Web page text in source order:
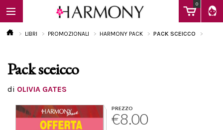
0
EBOOK
LIBRI PROMOZIONALI HARMONY PACK PACK SCEICCO
Pack sceicco
di OLIVIA GATES
PREZZO
€8.00